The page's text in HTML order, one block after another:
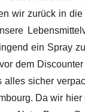
wir zurück in
ein Spray
dem
alles sicher
Da wir